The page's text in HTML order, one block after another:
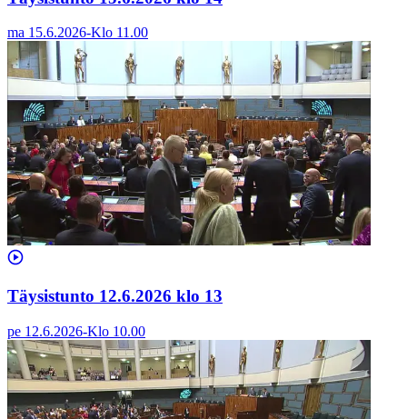
ma 15.6.2026-Klo 11.00
Täysistunto 12.6.2026 klo 13
pe 12.6.2026-Klo 10.00